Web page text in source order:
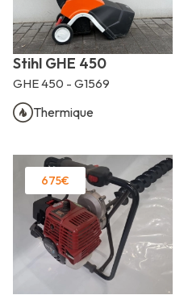
Stihl GHE 450
GHE 450 - G1569
Thermique
675€